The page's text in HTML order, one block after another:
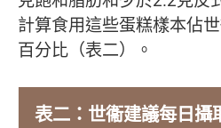
計算食用這些蛋糕樣本佔
百分比（表二）。
表二：世衞建議每日攝